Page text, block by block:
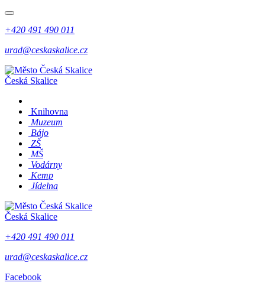
+420 491 490 011
urad@ceskaskalice.cz
Česká Skalice
Knihovna
Muzeum
Bájo
ZŠ
MŠ
Vodárny
Kemp
Jídelna
Česká Skalice
+420 491 490 011
urad@ceskaskalice.cz
Facebook